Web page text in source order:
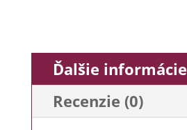
Ďalšie informácie
Recenzie (0)